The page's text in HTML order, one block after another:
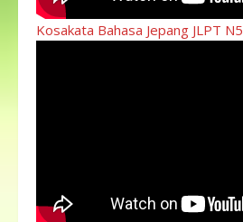
Kosakata Bahasa Jepang JLPT N5